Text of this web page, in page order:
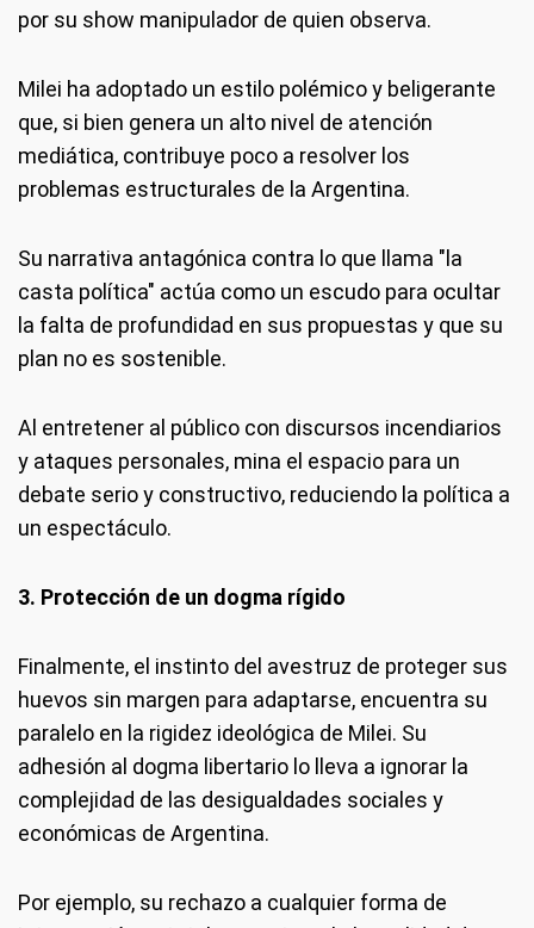
por su show manipulador de quien observa.
Milei ha adoptado un estilo polémico y beligerante
que, si bien genera un alto nivel de atención
mediática, contribuye poco a resolver los
problemas estructurales de la Argentina.
Su narrativa antagónica contra lo que llama "la
casta política" actúa como un escudo para ocultar
la falta de profundidad en sus propuestas y que su
plan no es sostenible.
Al entretener al público con discursos incendiarios
y ataques personales, mina el espacio para un
debate serio y constructivo, reduciendo la política a
un espectáculo.
3. Protección de un dogma rígido
Finalmente, el instinto del avestruz de proteger sus
huevos sin margen para adaptarse, encuentra su
paralelo en la rigidez ideológica de Milei. Su
adhesión al dogma libertario lo lleva a ignorar la
complejidad de las desigualdades sociales y
económicas de Argentina.
Por ejemplo, su rechazo a cualquier forma de